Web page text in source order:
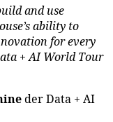
and use
ability to
for every
+ AI World Tour
der Data + AI